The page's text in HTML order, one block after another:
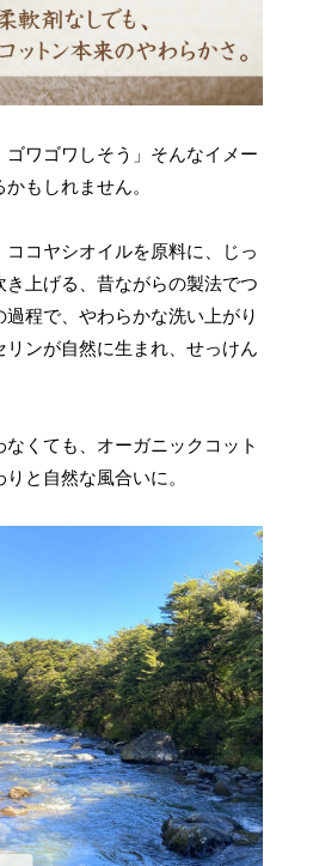
ゴワゴワしそう」そんなイメー
もしれません。
ココヤシオイルを原料に、じっ
き上げる、昔ながらの製法でつ
過程で、やわらかな洗い上がり
リンが自然に生まれ、せっけん
くても、オーガニックコット
と自然な風合いに。